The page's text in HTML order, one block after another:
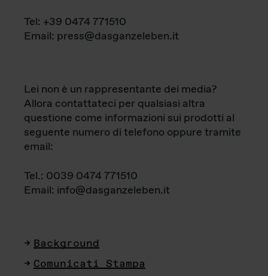
Tel: +39 0474 771510
Email: press@dasganzeleben.it
Lei non è un rappresentante dei media?
Allora contattateci per qualsiasi altra
questione come informazioni sui prodotti al
seguente numero di telefono oppure tramite
email:
Tel.: 0039 0474 771510
Email: info@dasganzeleben.it
Background
Comunicati Stampa